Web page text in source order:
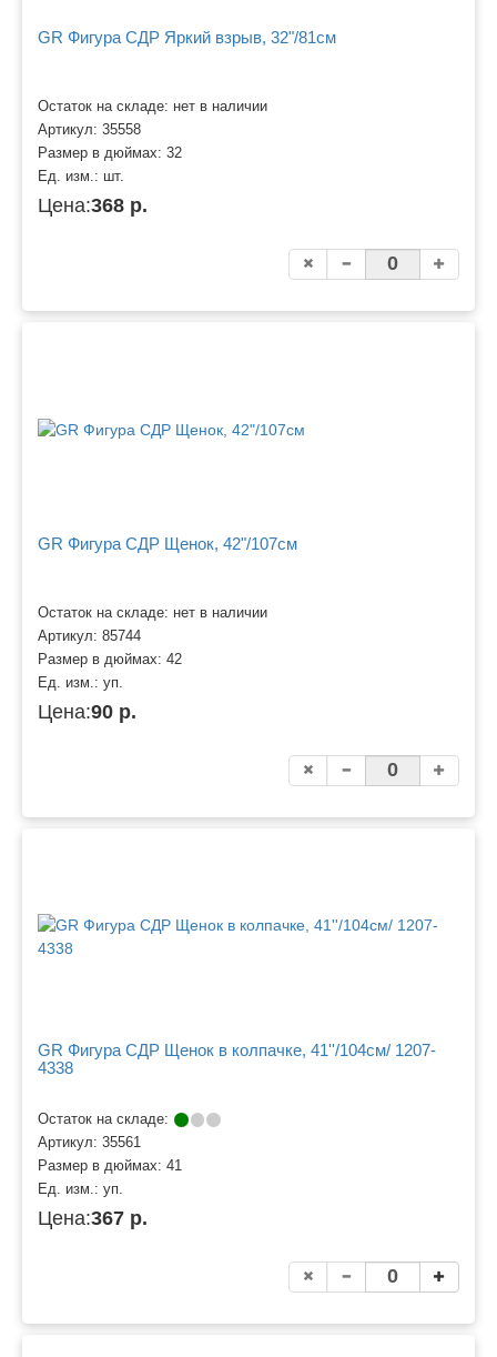
GR Фигура СДР Яркий взрыв, 32"/81см
Остаток на складе: нет в наличии
Артикул: 35558
Размер в дюймах: 32
Ед. изм.: шт.
Цена:368 р.
GR Фигура СДР Щенок, 42"/107см
Остаток на складе: нет в наличии
Артикул: 85744
Размер в дюймах: 42
Ед. изм.: уп.
Цена:90 р.
GR Фигура СДР Щенок в колпачке, 41''/104см/ 1207-
4338
Остаток на складе:
Артикул: 35561
Размер в дюймах: 41
Ед. изм.: уп.
Цена:367 р.